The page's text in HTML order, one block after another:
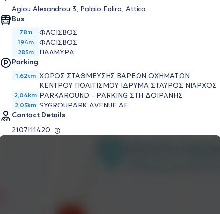
Agiou Alexandrou 3, Palaio Faliro, Attica
Bus
78m ΦΛΟΙΣΒΟΣ
194m ΦΛΟΙΣΒΟΣ
285m
ΠΑΛΜΥΡΑ
Parking
1,62km ΧΩΡΟΣ ΣΤΑΘΜΕΥΣΗΣ ΒΑΡΕΩΝ ΟΧΗΜΑΤΩΝ
ΚΕΝΤΡΟΥ ΠΟΛΙΤΙΣΜΟΥ ΙΔΡΥΜΑ ΣΤΑΥΡΟΣ ΝΙΑΡΧΟΣ
2,04km PARKAROUND - PARKING ΣΤΗ ΔΟΙΡΑΝΗΣ
2,05km SYGROUPARK AVENUE AE
Contact Details
2107111420